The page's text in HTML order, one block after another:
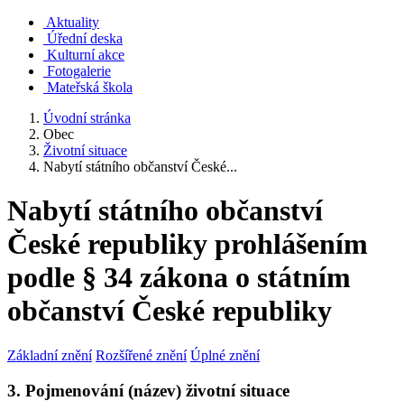
Aktuality
Úřední deska
Kulturní akce
Fotogalerie
Mateřská škola
Úvodní stránka
Obec
Životní situace
Nabytí státního občanství České...
Nabytí státního občanství
České republiky prohlášením
podle § 34 zákona o státním
občanství České republiky
Základní znění Rozšířené znění Úplné znění
3. Pojmenování (název) životní situace